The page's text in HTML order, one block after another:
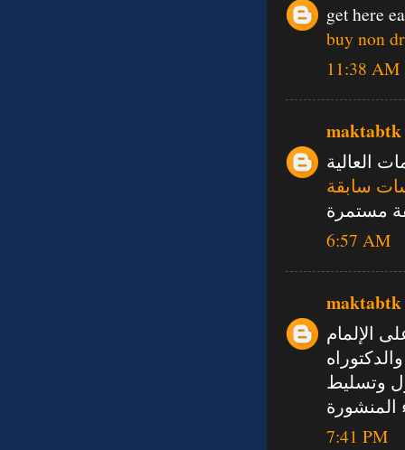
get here
buy non
11:38 AM
maktabtk
العالية
سابقة
مستمرة
6:57 AM
maktabtk
الإلمام
وتسليط
المنشورة
7:41 PM